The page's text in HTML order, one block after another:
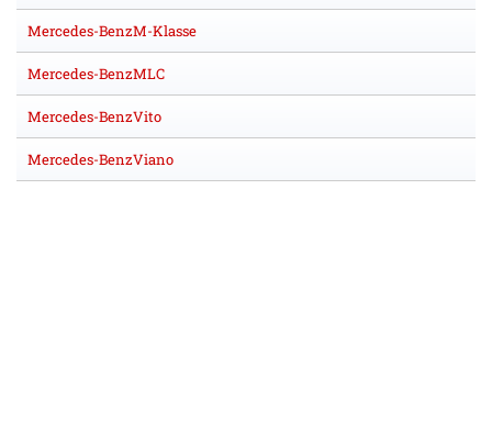
Mercedes-BenzM-Klasse
Mercedes-BenzMLC
Mercedes-BenzVito
Mercedes-BenzViano